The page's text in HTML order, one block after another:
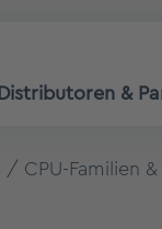
Distributoren &
CPU-Familien